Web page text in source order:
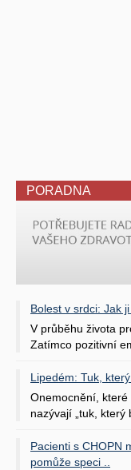
PORADNA
Bolest v srdci: Jak
V průběhu života
Zatímco pozitivní
Lipedém: Tuk,
Onemocnění, které
nazývají „tuk, který
Pacienti s CHOPN
pomůže speci ..